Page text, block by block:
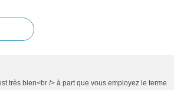
très bien<br /> à part que vous employez le terme